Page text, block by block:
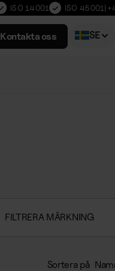
ISO 14001 ISO 45001 |
Kontakta oss SE
FILTRERA MÄRKNING
Sortera på